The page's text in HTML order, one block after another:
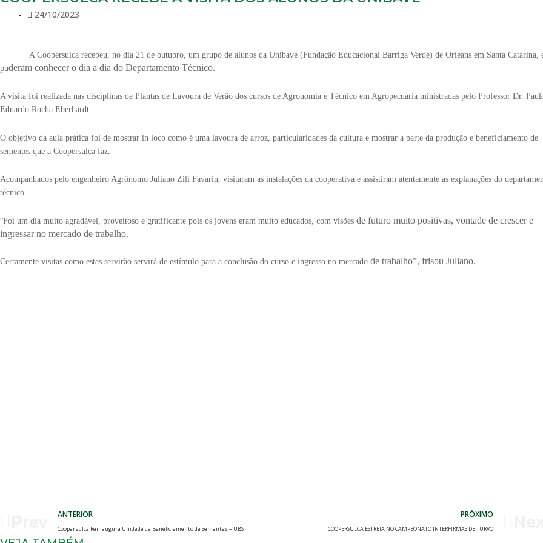
24/10/2023
A Coopersulca recebeu, no dia 21 de outubro, um grupo de alunos da Unibave (Fundação Educacional Barriga Verde) de Orleans em Santa Catarina,
puderam conhecer o dia a dia do Departamento Técnico.
A visita foi realizada nas disciplinas de Plantas de Lavoura de Verão dos cursos de Agronomia e Técnico em Agropecuária ministradas pelo Professor Dr.
Eduardo Rocha Eberhardt.
O objetivo da aula prática foi de mostrar in loco como é uma lavoura de arroz, particularidades da cultura e mostrar a parte da produção e beneficiamento de
sementes que a Coopersulca faz.
Acompanhados pelo engenheiro Agrônomo Juliano Zili Favarin, visitaram as instalações da cooperativa e assistiram atentamente as explanações do
técnico.
“Foi um dia muito agradável, proveitoso e gratificante pois os jovens eram muito educados, com visões de futuro muito positivas, vontade de crescer e
ingressar no mercado de trabalho.
Certamente visitas como estas servirão servirá de estímulo para a conclusão do curso e ingresso no mercado de trabalho”, frisou Juliano.
ANTERIOR
Coopersulca Reinaugura Unidade de Beneficiamento de Sementes – UBS
PRÓXIMO
COOPERSULCA ESTREIA NO CAMPEONATO INTERFIRMAS DE TURVO